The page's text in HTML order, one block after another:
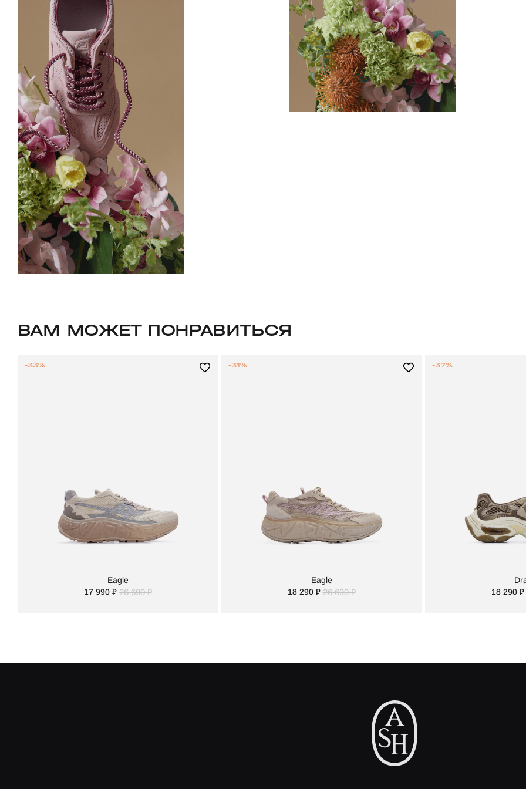
ВАМ МОЖЕТ ПОНРАВИТЬСЯ
Eagle
17 990 ₽ 26 690 ₽
-33%
Eagle
18 290 ₽ 26 690 ₽
-31%
18 290 ₽
-37%